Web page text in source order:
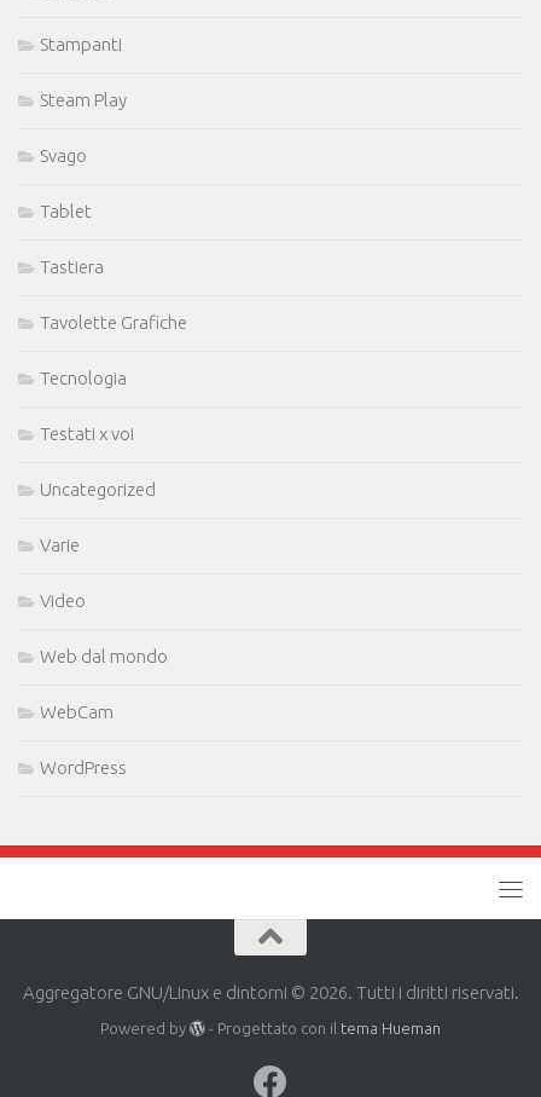
Stampanti
Steam Play
Svago
Tablet
Tastiera
Tavolette Grafiche
Tecnologia
Testati x voi
Uncategorized
Varie
Video
Web dal mondo
WebCam
WordPress
Aggregatore GNU/Linux e dintorni © 2026. Tutti i diritti riservati.
Powered by - Progettato con il tema Hueman